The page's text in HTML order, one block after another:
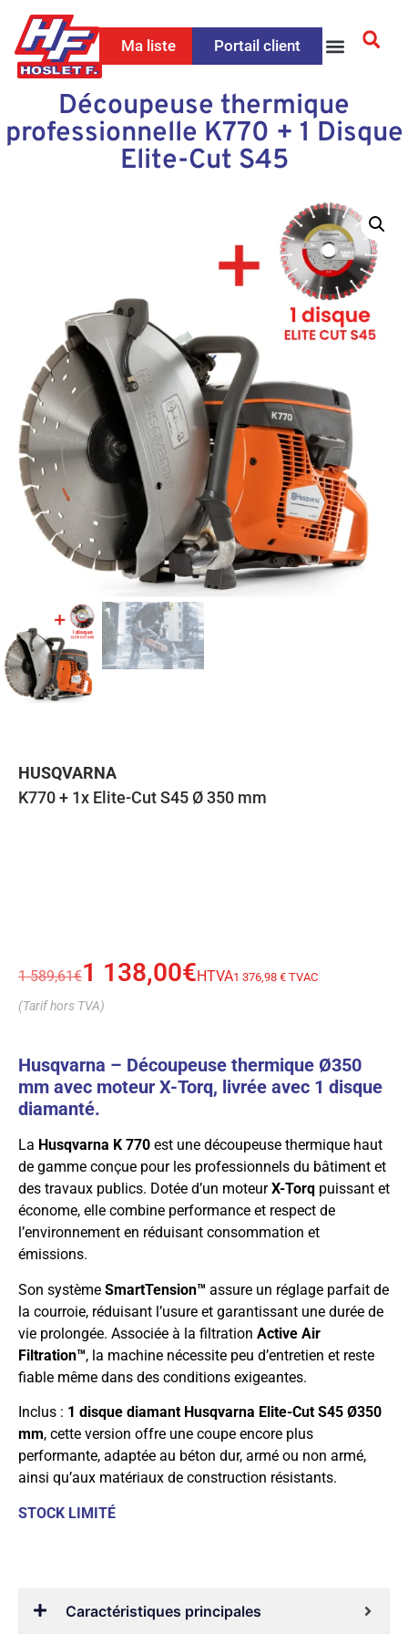
Ma liste Portail client
Découpeuse thermique
professionnelle K770 + 1 Disque
Elite-Cut S45
HUSQVARNA
K770 + 1x Elite-Cut S45 Ø 350 mm
1 589,61€1 138,00€HTVA1 376,98 € TVAC
(Tarif hors TVA)
Husqvarna – Découpeuse thermique Ø350
mm avec moteur X-Torq, livrée avec 1 disque
diamanté.
La Husqvarna K 770 est une découpeuse thermique haut
de gamme conçue pour les professionnels du bâtiment et
des travaux publics. Dotée d’un moteurX-Torq puissant et
économe, elle combine performance et respect de
l’environnement en réduisant consommation et
émissions.
Son système SmartTension™ assure un réglage parfait de
la courroie, réduisant l’usure et garantissant une durée de
vie prolongée. Associée à la filtration Active Air
Filtration™, la machine nécessite peu d’entretien et reste
fiable même dans des conditions exigeantes.
Inclus : 1 disque diamant Husqvarna Elite-Cut S45 Ø350
mm, cette version offre une coupe encore plus
performante, adaptée au béton dur, armé ou non armé,
ainsi qu’aux matériaux de construction résistants.
STOCK LIMITÉ
Caractéristiques principales